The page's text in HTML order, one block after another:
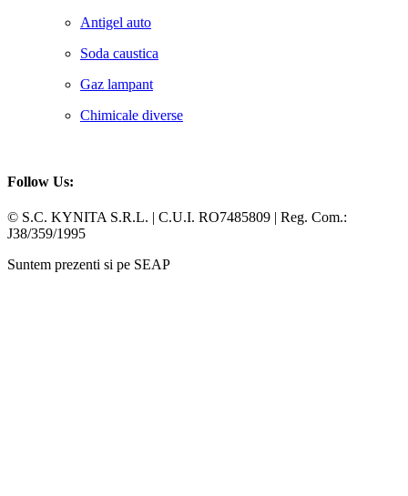
Antigel auto
Soda caustica
Gaz lampant
Chimicale diverse
Follow Us:
Facebook
Whatsapp
© S.C. KYNITA S.R.L. | C.U.I. RO7485809 | Reg. Com.:
J38/359/1995
Suntem prezenti si pe SEAP